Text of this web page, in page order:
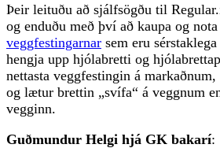
Þeir leituðu að sjálfsögðu til
og enduðu með því að kaupa og nota
veggfestingarnar sem eru
hengja upp hjólabretti og
nettasta veggfestingin á
og lætur brettin „svífa“ á veggnum
vegginn.
Guðmundur Helgi hjá GK bakarí: